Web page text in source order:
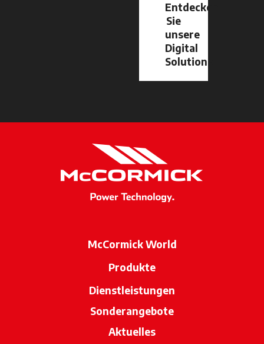
Entdecken
Sie
unsere
Digital
Solutions
McCormick World
Produkte
Dienstleistungen
Sonderangebote
Aktuelles